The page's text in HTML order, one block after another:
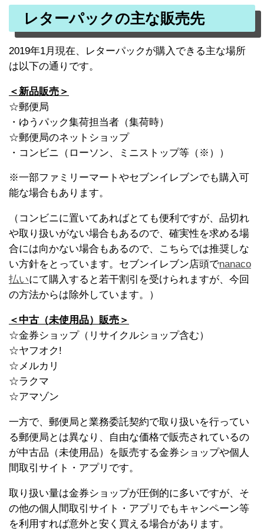
レターパックの主な販売先
2019年1月現在、レターパックが購入できる主な場所
は以下の通りです。
＜新品販売＞
☆郵便局
・ゆうパック集荷担当者（集荷時）
☆郵便局のネットショップ
・コンビニ（ローソン、ミニストップ等（※））
※一部ファミリーマートやセブンイレブンでも購入可
能な場合もあります。
（コンビニに置いてあればとても便利ですが、品切れ
や取り扱いがない場合もあるので、確実性を求める場
合には向かない場合もあるので、こちらでは推奨しな
い方針をとっています。セブンイレブン店頭でnanaco
払いにて購入すると若干割引を受けられますが、今回
の方法からは除外しています。）
＜中古（未使用品）販売＞
☆金券ショップ（リサイクルショップ含む）
☆ヤフオク!
☆メルカリ
☆ラクマ
☆アマゾン
一方で、郵便局と業務委託契約で取り扱いを行ってい
る郵便局とは異なり、自由な価格で販売されているの
が中古品（未使用品）を販売する金券ショップや個人
間取引サイト・アプリです。
取り扱い量は金券ショップが圧倒的に多いですが、そ
の他の個人間取引サイト・アプリでもキャンペーン等
を利用すれば意外と安く買える場合があります。